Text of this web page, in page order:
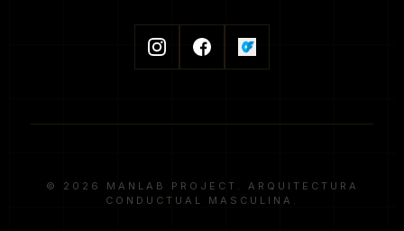
© 2026 MANLAB PROJECT. ARQUITECTURA
CONDUCTUAL MASCULINA.